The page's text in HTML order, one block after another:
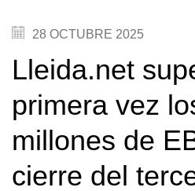
28 OCTUBRE 2025
Lleida.net
primera vez
millones de
cierre del